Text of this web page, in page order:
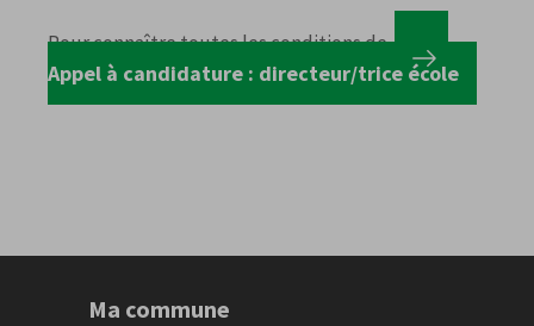
Pour connaître toutes les conditions de
Appel à candidature : directeur/trice école
Ma commune